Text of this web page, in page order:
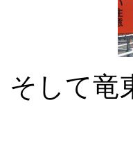
そして竜